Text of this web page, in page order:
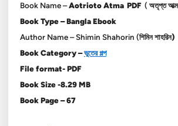
Book Name –Aotrioto Atma PDF (অতৃপ্ত
Book Type – Bangla Ebook
Author Name –Shimin Shahorin (শিমিন শাহরিন)
Book Category –ভুতের গল্প
File format- PDF
Book Size -8.29 MB
Book Page – 67